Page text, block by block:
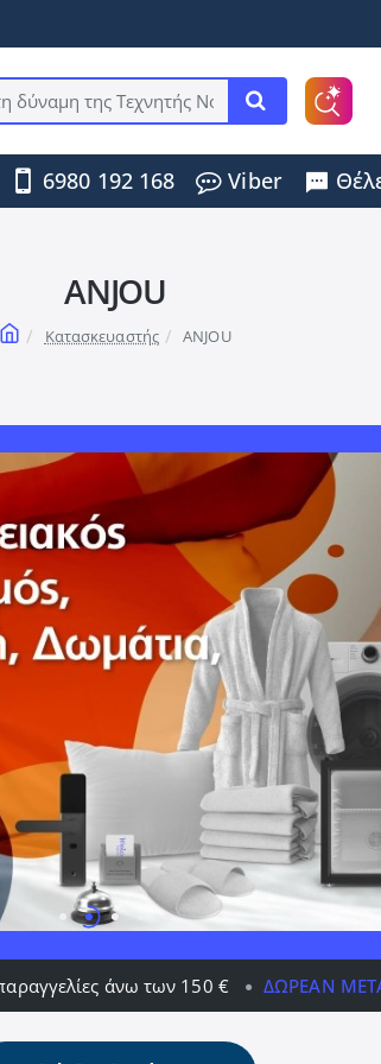
6980 192 168 Viber
ANJOU
homeΚατασκευαστής ANJOU
€ ΔΩΡΕΆΝ ΜΕΤΑΦΟΡΙΚΆ για